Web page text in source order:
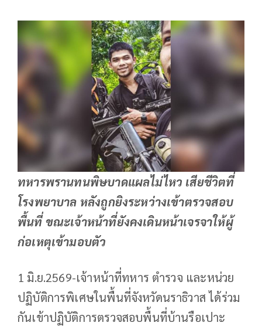
ทหารพรานทนพิษบาดแผลไม่ไหว เสียชีวิตที่
โรงพยาบาล หลังถูกยิงระหว่างเข้าตรวจสอบ
พื้นที่ ขณะเจ้าหน้าที่ยังคงเดินหน้าเจรจาให้ผู้
ก่อเหตุเข้ามอบตัว
1 มิ.ย.2569-เจ้าหน้าที่ทหาร ตำรวจ และหน่วย
ปฏิบัติการพิเศษในพื้นที่จังหวัดนราธิวาส ได้ร่วม
กันเข้าปฏิบัติการตรวจสอบพื้นที่บ้านรือเปาะ